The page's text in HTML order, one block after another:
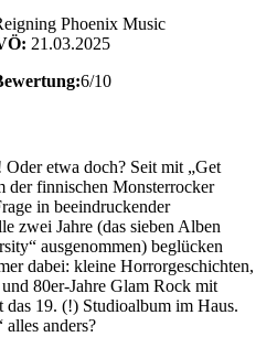
Phoenix Music
21.03.2025
6/10
etwa doch? Seit mit „Get
der finnischen Monsterrocker
in beeindruckender
zwei Jahre (das sieben Alben
ausgenommen) beglücken
dabei: kleine Horrorgeschichten,
80er-Jahre Glam Rock mit
19. (!) Studioalbum im Haus.
anders?